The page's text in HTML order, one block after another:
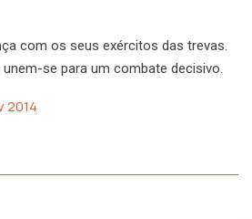
com os seus exércitos das trevas.
se para um combate decisivo.
2014